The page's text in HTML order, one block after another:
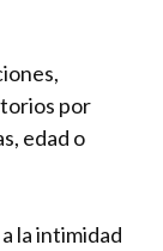
por
edad o
la intimidad